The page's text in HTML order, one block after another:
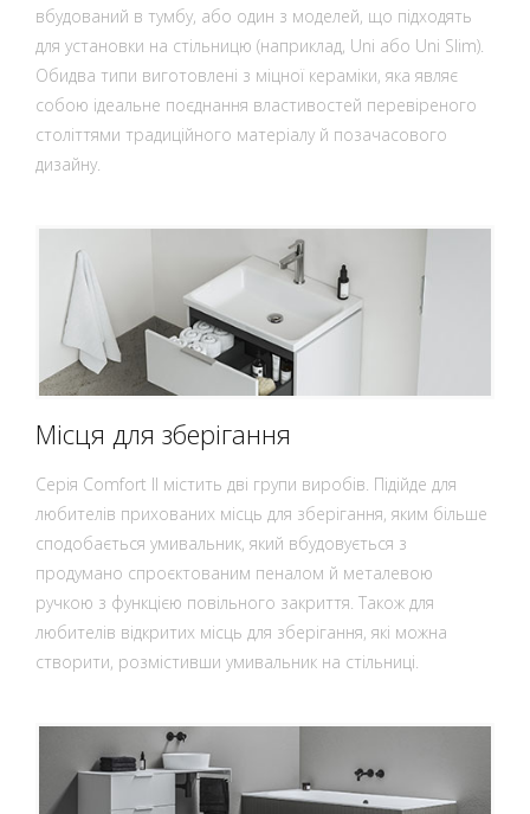
вбудований в тумбу, або один з моделей, що підходять
для установки на стільницю (наприклад, Uni або Uni Slim).
Обидва типи виготовлені з міцної кераміки, яка являє
собою ідеальне поєднання властивостей перевіреного
століттями традиційного матеріалу й позачасового
дизайну.
Місця для зберігання
Серія Comfort II містить дві групи виробів. Підійде для
любителів прихованих місць для зберігання, яким більше
сподобається умивальник, який вбудовується з
продумано спроєктованим пеналом й металевою
ручкою з функцією повільного закриття. Також для
любителів відкритих місць для зберігання, які можна
створити, розмістивши умивальник на стільниці.